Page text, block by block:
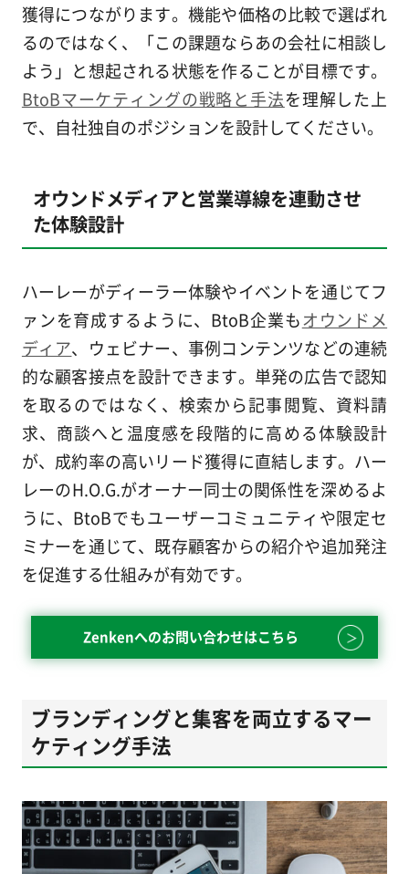
獲得につながります。機能や価格の比較で選ばれ
るのではなく、「この課題ならあの会社に相談し
よう」と想起される状態を作ることが目標です。
BtoBマーケティングの戦略と手法を理解した上
で、自社独自のポジションを設計してください。
オウンドメディアと営業導線を連動させ
た体験設計
ハーレーがディーラー体験やイベントを通じてフ
ァンを育成するように、BtoB企業もオウンドメ
ディア、ウェビナー、事例コンテンツなどの連続
的な顧客接点を設計できます。単発の広告で認知
を取るのではなく、検索から記事閲覧、資料請
求、商談へと温度感を段階的に高める体験設計
が、成約率の高いリード獲得に直結します。ハー
レーのH.O.G.がオーナー同士の関係性を深めるよ
うに、BtoBでもユーザーコミュニティや限定セ
ミナーを通じて、既存顧客からの紹介や追加発注
を促進する仕組みが有効です。
Zenkenへのお問い合わせはこちら
ブランディングと集客を両立するマー
ケティング手法